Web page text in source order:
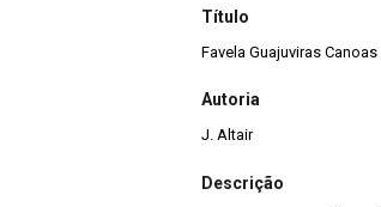
Título
Favela Guajuviras Canoas
Autoria
J. Altair
Descrição